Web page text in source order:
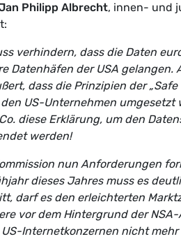
Philipp Albrecht, innen- und
verhindern, dass die Daten
Datenhäfen der USA gelangen.
dass die Prinzipien der
US-Unternehmen umgesetzt
diese Erklärung, um den
werden!
nun Anforderungen
dieses Jahres muss es
darf es den erleichterten
vor dem Hintergrund der
Internetkonzernen nicht